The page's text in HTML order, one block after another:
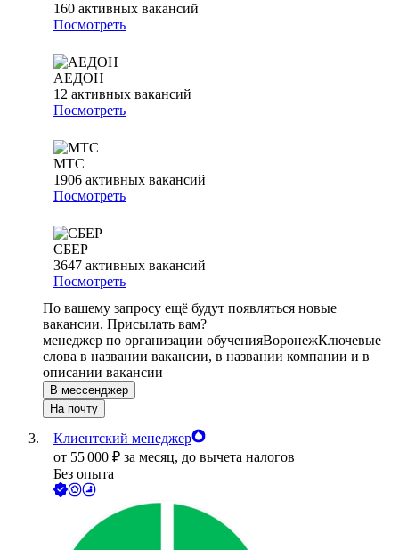
160 активных вакансий
Посмотреть
АЕДОН
12 активных вакансий
Посмотреть
МТС
1906 активных вакансий
Посмотреть
СБЕР
3647 активных вакансий
Посмотреть
По вашему запросу ещё будут появляться новые
вакансии. Присылать вам?
менеджер по организации обученияВоронежКлючевые
слова в названии вакансии, в названии компании и в
описании вакансии
В мессенджер
На почту
Клиентский менеджер
от 55 000 ₽ за месяц, до вычета налогов
Без опыта